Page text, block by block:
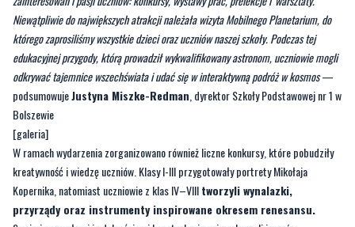
Niewątpliwie do największych atrakcji należała wizyta Mobilnego Planetarium, do
którego zaprosiliśmy wszystkie dzieci oraz uczniów naszej szkoły. Podczas tej
edukacyjnej przygody, którą prowadził wykwalifikowany astronom, uczniowie mogli
odkrywać tajemnice wszechświata i udać się w interaktywną podróż w kosmos—
podsumowujeJustyna Miszke-Redman , dyrektor Szkoły Podstawowej nr 1 w
Bolszewie
[galeria]
W ramach wydarzenia zorganizowano również liczne konkursy, które pobudziły
kreatywność i wiedzę uczniów. Klasy I-III przygotowały portrety Mikołaja
Kopernika, natomiast uczniowie z klas IV–VIIItworzyli wynalazki,
przyrządy oraz instrumenty inspirowane okresem renesansu.